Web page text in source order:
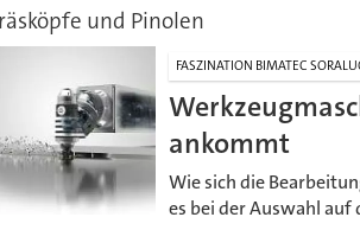
und Pinolen
FASZINATION BIMATEC
ankommt
Wie sich die
es bei der Auswahl auf